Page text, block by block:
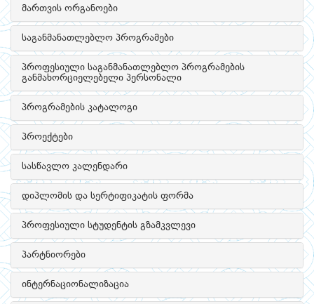
მართვის ორგანოები
საგანმანათლებლო პროგრამები
პროფესიული საგანმანათლებლო პროგრამების
განმახორციელებელი პერსონალი
პროგრამების კატალოგი
პროექტები
სასწავლო კალენდარი
დიპლომის და სერტიფიკატის ფორმა
პროფესიული სტუდენტის გზამკვლევი
პარტნიორები
ინტერნაციონალიზაცია